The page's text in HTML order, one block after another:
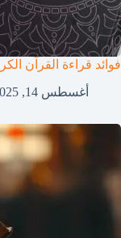
فوائد قراءة القرآن
أغسطس 14, 2025